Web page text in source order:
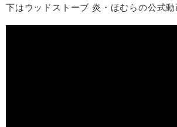
下はウッドストーブ 炎・ほむらの公式動